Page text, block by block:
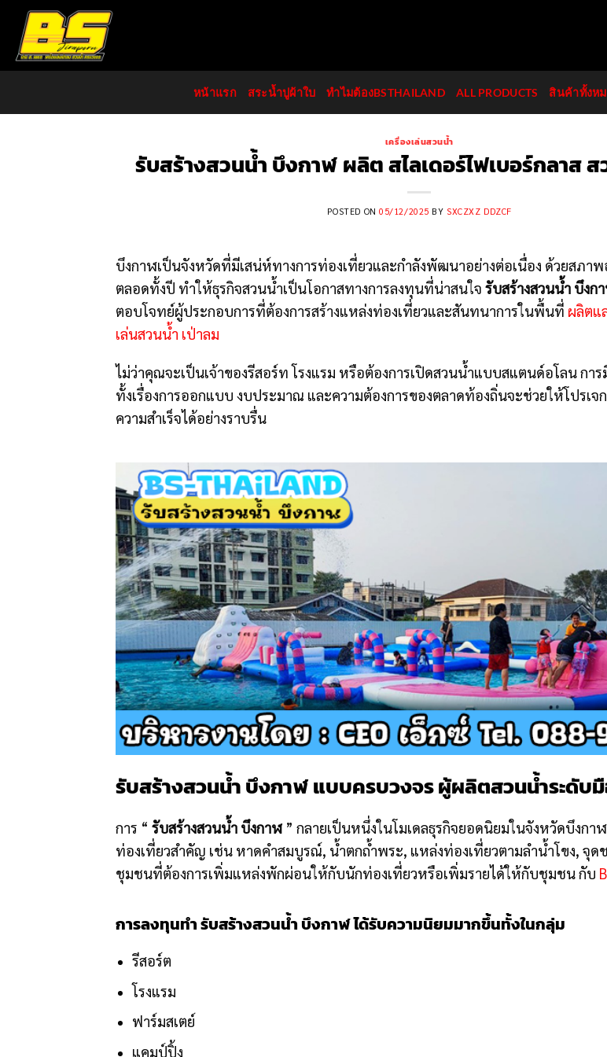
content
หน้าแรก สระน้ำปูผ้าใบ ทำไมต้องBSTHAILAND ALL PRODUCTS สินค้าทั้งห
เครื่องเล่นสวนน้ำ
รับสร้างสวนน้ำ บึงกาฬ ผลิต สไลเดอร์ไฟเบอร์กลาส ส
POSTED ON05/12/2025 BY SXCZXZ DDZCF
บึงกาฬเป็นจังหวัดที่มีเสน่ห์ทางการท่องเที่ยวและกำลังพัฒนาอย่างต่อเนื่อง ด้วยสภา
ตลอดทั้งปี ทำให้ธุรกิจสวนน้ำเป็นโอกาสทางการลงทุนที่น่าสนใจ รับสร้างสวนน้ำ บึงก
ตอบโจทย์ผู้ประกอบการที่ต้องการสร้างแหล่งท่องเที่ยวและสันทนาการในพื้นที่ ผลิตแ
เล่นสวนน้ำ เป่าลม
ไม่ว่าคุณจะเป็นเจ้าของรีสอร์ท โรงแรม หรือต้องการเปิดสวนน้ำแบบสแตนด์อโลน กา
ทั้งเรื่องการออกแบบ งบประมาณ และความต้องการของตลาดท้องถิ่นจะช่วยให้โปรเ
ความสำเร็จได้อย่างราบรื่น
รับสร้างสวนน้ำ บึงกาฬ แบบครบวงจร ผู้ผลิตสวนน้ำระดับ
การ “ รับสร้างสวนน้ำ บึงกาฬ” กลายเป็นหนึ่งในโมเดลธุรกิจยอดนิยมในจังหวัดบึงกา
ท่องเที่ยวสำคัญ เช่น หาดคำสมบูรณ์, น้ำตกถ้ำพระ, แหล่งท่องเที่ยวตามลำน้ำโขง, จุด
ชุมชนที่ต้องการเพิ่มแหล่งพักผ่อนให้กับนักท่องเที่ยวหรือเพิ่มรายได้ให้กับชุมชน กับ
การลงทุนทำ รับสร้างสวนน้ำ บึงกาฬ ได้รับความนิยมมากขึ้นทั้งในกลุ่ม
รีสอร์ต
โรงแรม
ฟาร์มสเตย์
แคมป์ปิ้ง